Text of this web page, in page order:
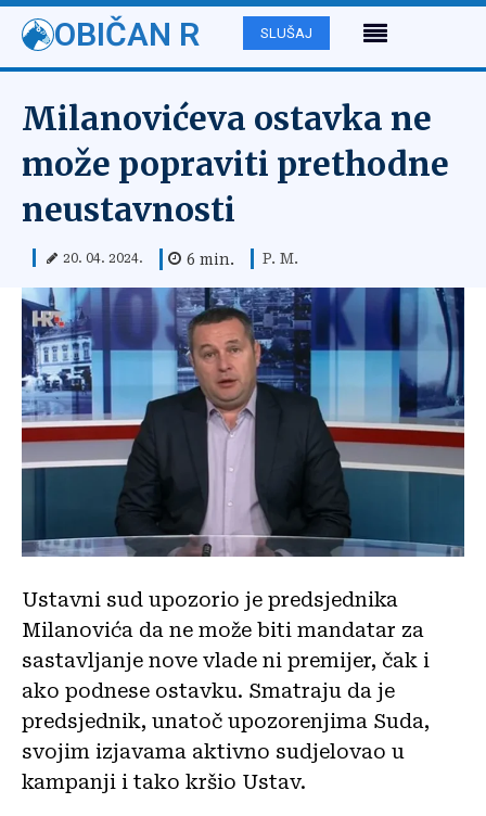
OBIČAN R SLUŠAJ
Milanovićeva ostavka ne
može popraviti prethodne
neustavnosti
20. 04. 2024. 6 min. P. M.
Ustavni sud upozorio je predsjednika
Milanovića da ne može biti mandatar za
sastavljanje nove vlade ni premijer, čak i
ako podnese ostavku. Smatraju da je
predsjednik, unatoč upozorenjima Suda,
svojim izjavama aktivno sudjelovao u
kampanji i tako kršio Ustav.